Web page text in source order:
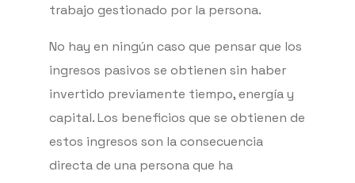
trabajo gestionado por la persona.
No hay en ningún caso que pensar que los
ingresos pasivos se obtienen sin haber
invertido previamente tiempo, energía y
capital. Los beneficios que se obtienen de
estos ingresos son la consecuencia
directa de una persona que ha